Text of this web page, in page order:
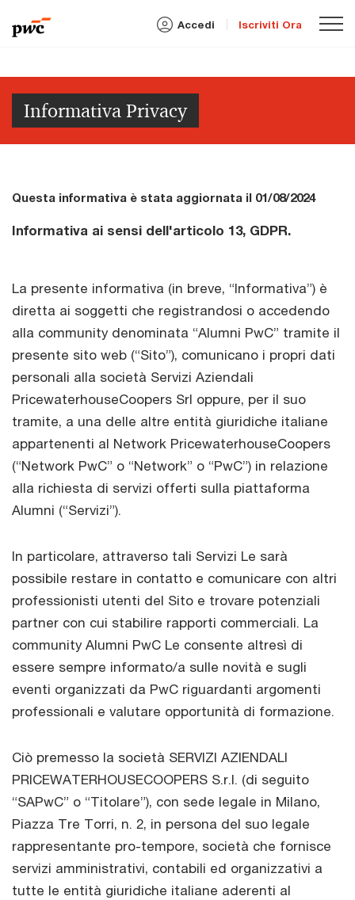
Accedi Iscriviti Ora
Informativa Privacy
Questa informativa è stata aggiornata il 01/08/2024
Informativa ai sensi dell'articolo 13, GDPR.
La presente informativa (in breve, “Informativa”) è
diretta ai soggetti che registrandosi o accedendo
alla community denominata “Alumni PwC” tramite il
presente sito web (“Sito”), comunicano i propri dati
personali alla società Servizi Aziendali
PricewaterhouseCoopers Srl oppure, per il suo
tramite, a una delle altre entità giuridiche italiane
appartenenti al Network PricewaterhouseCoopers
(“Network PwC” o “Network” o “PwC”) in relazione
alla richiesta di servizi offerti sulla piattaforma
Alumni (“Servizi”).
In particolare, attraverso tali Servizi Le sarà
possibile restare in contatto e comunicare con altri
professionisti utenti del Sito e trovare potenziali
partner con cui stabilire rapporti commerciali. La
community Alumni PwC Le consente altresì di
essere sempre informato/a sulle novità e sugli
eventi organizzati da PwC riguardanti argomenti
professionali e valutare opportunità di formazione.
Ciò premesso la società SERVIZI AZIENDALI
PRICEWATERHOUSECOOPERS S.r.l. (di seguito
“SAPwC” o “Titolare”), con sede legale in Milano,
Piazza Tre Torri, n. 2, in persona del suo legale
rappresentante pro-tempore, società che fornisce
servizi amministrativi, contabili ed organizzativi a
tutte le entità giuridiche italiane aderenti al